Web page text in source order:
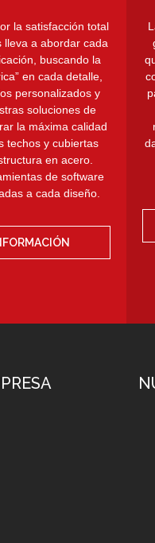
la satisfacción total
lleva a abordar cada
buscando la
en cada detalle,
personalizados y
soluciones de
la máxima calidad
techos y cubiertas
en acero.
de software
a cada diseño.